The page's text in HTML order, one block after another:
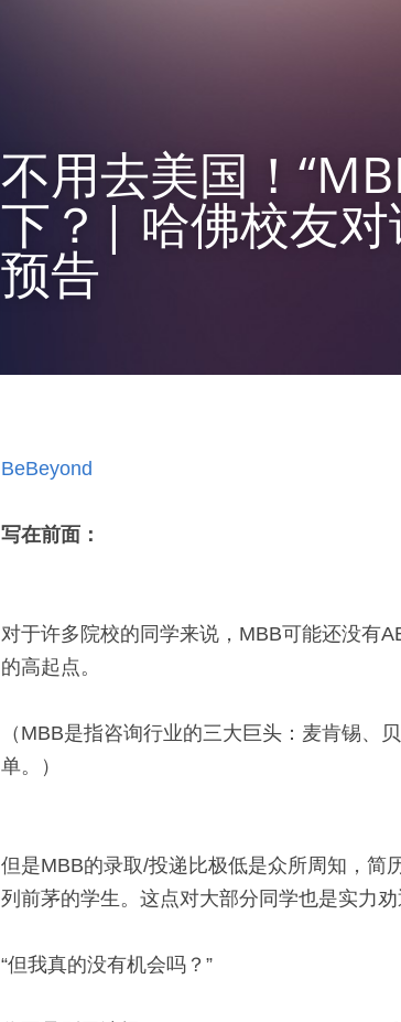
不用去美国！
下？| 哈佛校友对
预告
BeBeyond
写在前面：
对于许多院校的同学来说，MBB可能还没有
的高起点。
（MBB是指咨询行业的三大巨头：麦肯锡、
单。）
但是MBB的录取/投递比极低是众所周知，简
列前茅的学生。这点对大部分同学也是实力劝
“但我真的没有机会吗？”